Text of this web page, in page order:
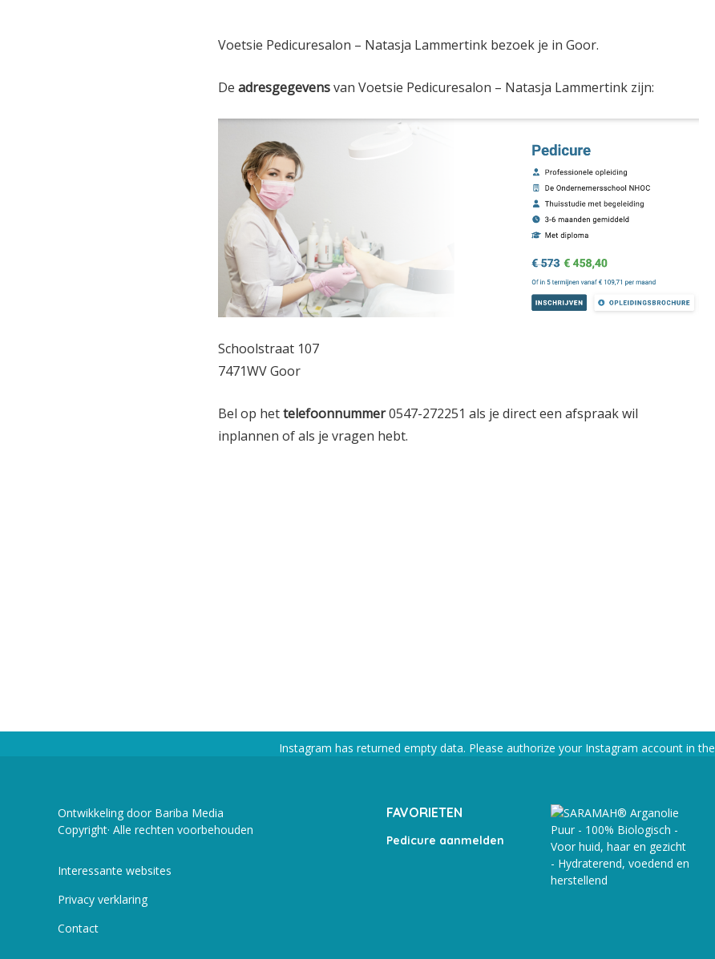
Voetsie Pedicuresalon – Natasja Lammertink bezoek je in Goor.
De adresgegevensvan Voetsie Pedicuresalon – Natasja Lammertink zijn:
Schoolstraat 107
7471WV Goor
Bel op hettelefoonnummer0547-272251 als je direct een afspraak wil
inplannen of als je vragen hebt.
Instagram has returned empty data. Please authorize your Instagram account in the
Ontwikkeling door Bariba Media
Copyright· Alle rechten voorbehouden
Interessante websites
Privacy verklaring
Contact
FAVORIETEN
Pedicure aanmelden